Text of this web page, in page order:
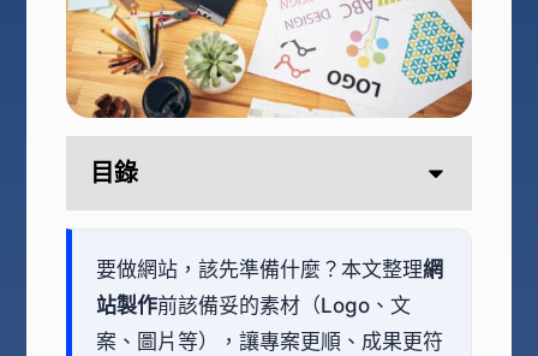
目錄
要做網站，該先準備什麼？本文整理網
站製作前該備妥的素材（Logo、文
案、圖片等），讓專案更順、成果更符